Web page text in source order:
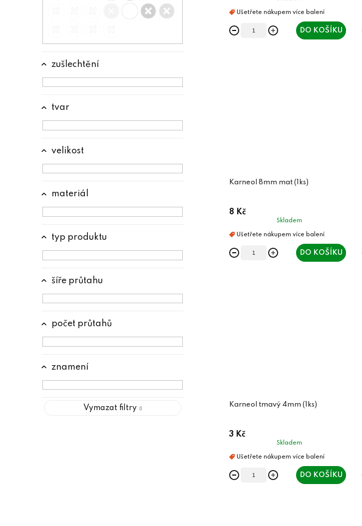
materiál
počet průtahů
šíře průtahu
tvar
typ produktu
velikost
znamení
zušlechtění
Vymazat filtry
ů
ů
DO KOŠÍKU
Karneol 8mm mat (1ks)
8 Kč
Skladem
DO KOŠÍKU
Karneol tmavý 4mm (1ks)
3 Kč
Skladem
DO KOŠÍKU